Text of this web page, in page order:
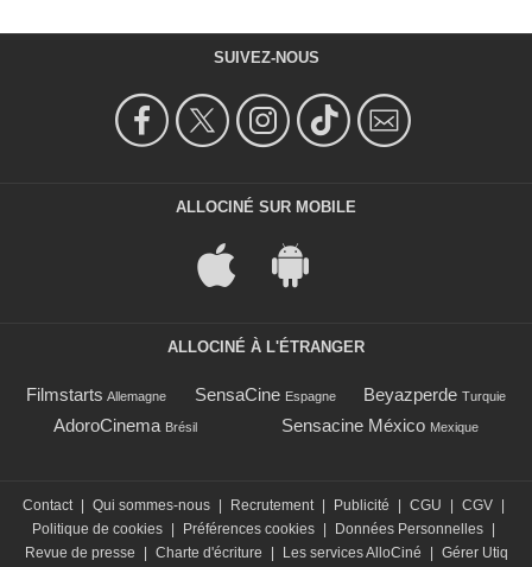
SUIVEZ-NOUS
ALLOCINÉ SUR MOBILE
ALLOCINÉ À L'ÉTRANGER
Filmstarts Allemagne SensaCine Espagne Beyazperde Turquie
AdoroCinema Brésil Sensacine México Mexique
Contact Qui sommes-nous Recrutement Publicité CGU CGV
Politique de cookies
Préférences cookies Données Personnelles
Revue de presse
Charte d'écriture Les services AlloCiné Gérer Utiq